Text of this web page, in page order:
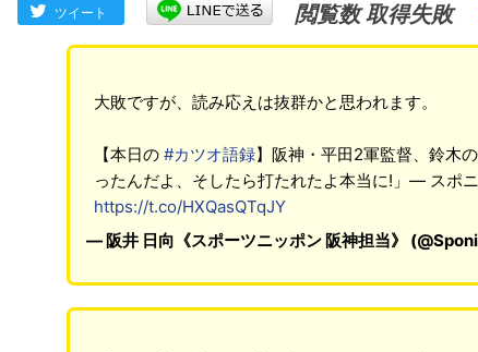
ツイート 閲覧数 取得失敗
大敗ですが、読み応えは抜群かと思われます。
【本日の #カツオ語録】阪神・平田2軍監督、鈴木
ったんだよ、そしたら打たれたよ本当に!」― スポ
https://t.co/HXQasQTqJY
— 阪井 日向《スポーツニッポン 阪神担当》